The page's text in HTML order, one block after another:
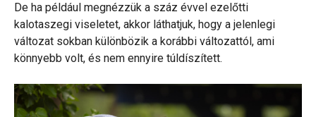
De ha például megnézzük a száz évvel ezelőtti
kalotaszegi viseletet, akkor láthatjuk, hogy a jelenlegi
változat sokban különbözik a korábbi változattól, ami
könnyebb volt, és nem ennyire túldíszített.